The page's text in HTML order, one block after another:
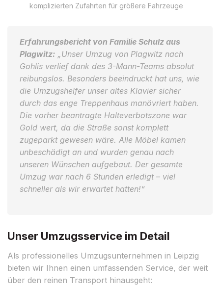
komplizierten Zufahrten für größere Fahrzeuge
Erfahrungsbericht von Familie Schulz aus
Plagwitz: „Unser Umzug von Plagwitz nach
Gohlis verlief dank des 3-Mann-Teams absolut
reibungslos. Besonders beeindruckt hat uns, wie
die Umzugshelfer unser altes Klavier sicher
durch das enge Treppenhaus manövriert haben.
Die vorher beantragte Halteverbotszone war
Gold wert, da die Straße sonst komplett
zugeparkt gewesen wäre. Alle Möbel kamen
unbeschädigt an und wurden genau nach
unseren Wünschen aufgebaut. Der gesamte
Umzug war nach 6 Stunden erledigt – viel
schneller als wir erwartet hatten!“
Unser Umzugsservice im Detail
Als professionelles Umzugsunternehmen in Leipzig
bieten wir Ihnen einen umfassenden Service, der weit
über den reinen Transport hinausgeht: